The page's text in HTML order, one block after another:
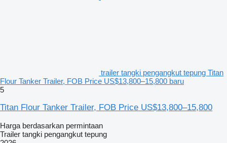
trailer tangki pengangkut tepung Titan
Flour Tanker Trailer, FOB Price US$13,800–15,800 baru
5
Titan Flour Tanker Trailer, FOB Price US$13,800–15,800
Harga berdasarkan permintaan
Trailer tangki pengangkut tepung